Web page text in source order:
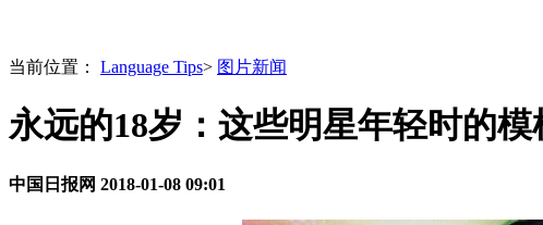
当前位置： Language Tips> 图片新闻
永远的18岁：这些明星年轻时的
中国日报网 2018-01-08 09:01